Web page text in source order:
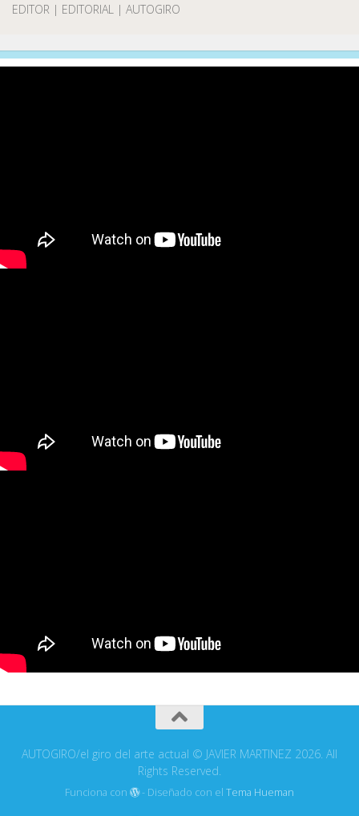
EDITOR | EDITORIAL | AUTOGIRO
AUTOGIRO/el giro del arte actual © JAVIER MARTINEZ 2026. All
Rights Reserved.
Funciona con - Diseñado con elTema Hueman